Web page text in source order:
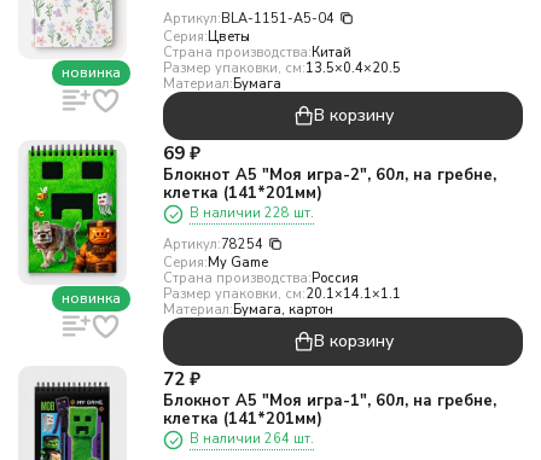
новинка
Артикул:BLA-1151-A5-04
Серия:Цветы
Страна производства:Китай
Размер упаковки, см:13.5×0.4×20.5
Материал:Бумага
В корзину
новинка
69 ₽
Блокнот А5 "Моя игра-2", 60л, на гребне,
клетка (141*201мм)
В наличии 228 шт.
Артикул:78254
Серия:My Game
Страна производства:Россия
Размер упаковки, см:20.1×14.1×1.1
Материал:Бумага, картон
В корзину
72 ₽
Блокнот А5 "Моя игра-1", 60л, на гребне,
клетка (141*201мм)
В наличии 264 шт.